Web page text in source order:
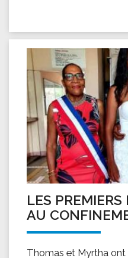
LES
AU
Thomas et Myrtha ont